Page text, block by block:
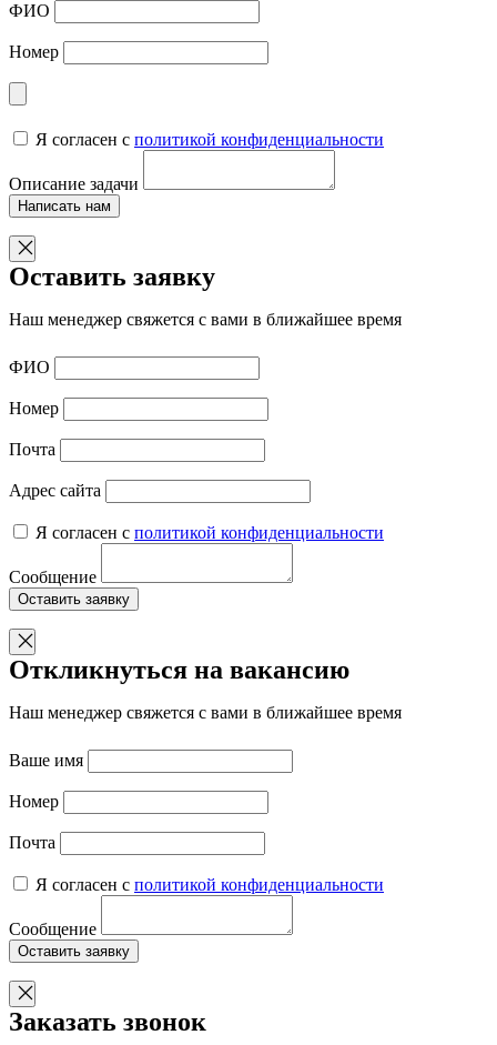
ФИО
Номер
Я согласен с политикой конфиденциальности
Описание задачи
Написать нам
Оставить заявку
Наш менеджер свяжется с вами в ближайшее время
ФИО
Номер
Почта
Адрес сайта
Я согласен с политикой конфиденциальности
Сообщение
Оставить заявку
Откликнуться на вакансию
Наш менеджер свяжется с вами в ближайшее время
Ваше имя
Номер
Почта
Я согласен с политикой конфиденциальности
Сообщение
Оставить заявку
Заказать звонок